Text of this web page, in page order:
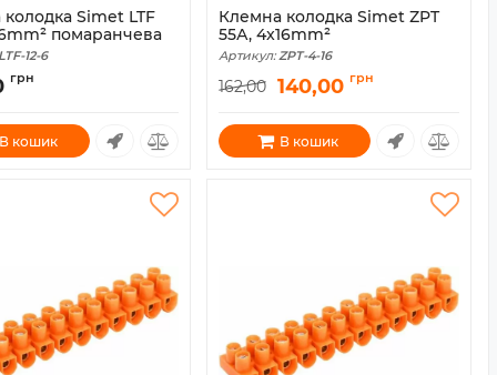
Simet LTF
помаранчева
LTF-12-6
грн
В кошик
Клемна колодка Simet ZPT
55А, 4x16mm²
Артикул: ZPT-4-16
162,00 140,00 грн
В кошик